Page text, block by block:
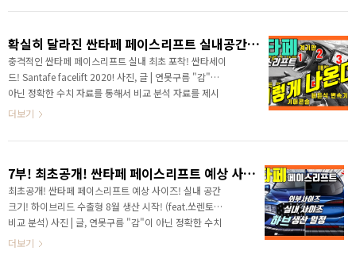
요! 지금까지 싼타페 페이스리프트와 관련된 소식은 가
트 소식을 언제 올려주시는데 문의가 많았습니다. 사실
공개가 되고 영상 작업을 계속하고 있었는데 제가 몇 장
의 사진만으로 구독자분들께 "이렇게 나왔습니다." 전
달해 드리는 것은 제 성향과 조금 맞지 않아서 다소 시간
니다. 조금 늦더라도 실제 구매자 입장에서 꼼꼼하게
체..
확실히 달라진 싼타페 페이스리프트 실내공간 분석! 싼타세이드! Santafe facelift 2020!
충격적인 싼타페 페이스리프트 실내 최초 포착! 싼타세이
드! Santafe facelift 2020! 사진, 글 | 연못구름 "감"이
아닌 정확한 수치 자료를 통해서 비교 분석 자료를 제시
하는 연못구름입니다! ▲ SOURCE : 오토스파이넷 안녕
이스리프트 운전자 공간 소식이 드디어 파악되었습니다.
타페와 팰리세이드가 결합된 싼타+세이드라고 표현해야
할 것 같네요! 이번 영상에서는 싼타페 페이스리프트의
핵심이라고 할 수 있는 운전자 공간을 집중적으로 분석해
보겠습니다. # 영상으로 보시면 보다 세부적인 소식을 들
간까지 알려드리면, 출시 일정 ..
더보기
7부! 최초공개! 싼타페 페이스리프트 예상 사이즈! 실내 공간 크기! 하이브리드 수출형 8월 생산 시작! (feat.쏘렌토와 비교 분석)
최초공개! 싼타페 페이스리프트 예상 사이즈! 실내 공간
크기! 하이브리드 수출형 8월 생산 시작! (feat.쏘렌토와
비교 분석) 사진 | 글, 연못구름 "감"이 아닌 정확한 수치
자료를 통해서 비교 분석 자료를 제시하는 연못구름입
더보기